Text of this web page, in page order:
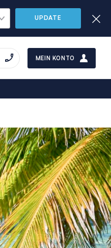
UPDATE
MEIN KONTO